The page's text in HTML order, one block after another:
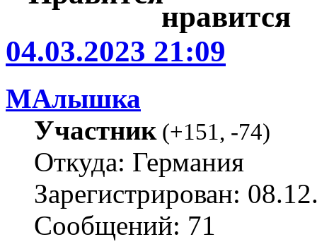
04.03.2023 21:09
МАлышка
Участник(+151, -74)
Откуда: Германия
Зарегистрирован:
Сообщений: 71